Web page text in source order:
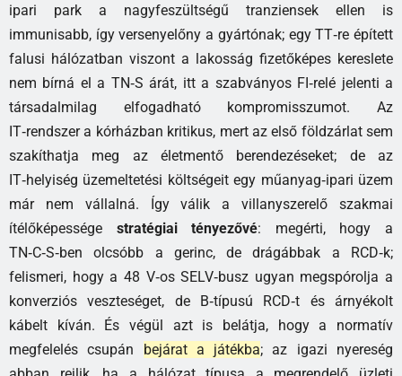
ipari park a nagyfeszültségű tranziensek ellen is
immunisabb, így versenyelőny a gyártónak; egy TT‑re épített
falusi hálózatban viszont a lakosság fizetőképes kereslete
nem bírná el a TN‑S árát, itt a szabványos FI‑relé jelenti a
társadalmilag elfogadható kompromisszumot. Az
IT‑rendszer a kórházban kritikus, mert az első földzárlat sem
szakíthatja meg az életmentő berendezéseket; de az
IT‑helyiség üzemeltetési költségeit egy műanyag‑ipari üzem
már nem vállalná. Így válik a villanyszerelő szakmai
ítélőképessége stratégiai tényezővé: megérti, hogy a
TN‑C‑S‑ben olcsóbb a gerinc, de drágábbak a RCD‑k;
felismeri, hogy a 48 V‑os SELV‑busz ugyan megspórolja a
konverziós veszteséget, de B‑típusú RCD‑t és árnyékolt
kábelt kíván. És végül azt is belátja, hogy a normatív
megfelelés csupán bejárat a játékba; az igazi nyereség